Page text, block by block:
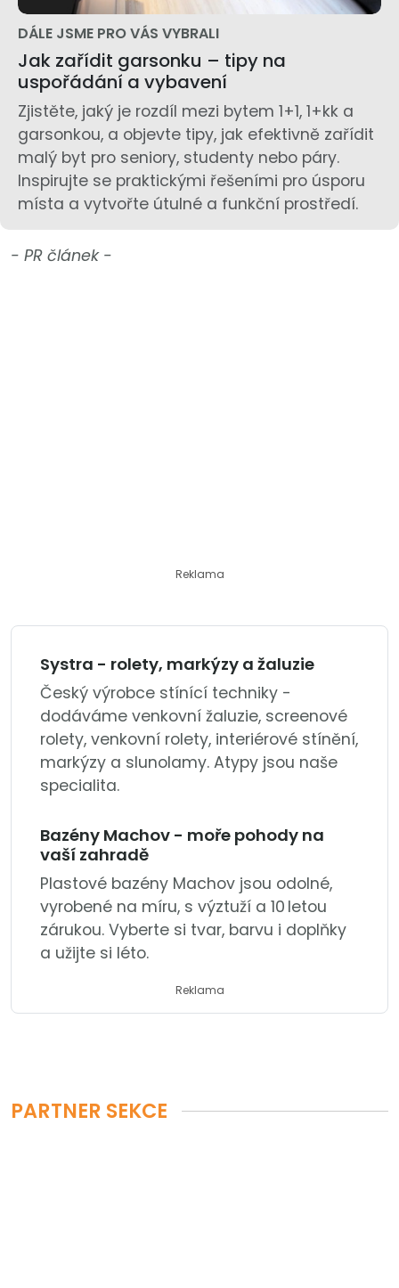
DÁLE JSME PRO VÁS VYBRALI
Jak zařídit garsonku – tipy na
uspořádání a vybavení
Zjistěte, jaký je rozdíl mezi bytem 1+1, 1+kk a
garsonkou, a objevte tipy, jak efektivně zařídit
malý byt pro seniory, studenty nebo páry.
Inspirujte se praktickými řešeními pro úsporu
místa a vytvořte útulné a funkční prostředí.
- PR článek -
Reklama
Systra - rolety, markýzy a žaluzie
Český výrobce stínící techniky -
dodáváme venkovní žaluzie, screenové
rolety, venkovní rolety, interiérové stínění,
markýzy a slunolamy. Atypy jsou naše
specialita.
Bazény Machov - moře pohody na
vaší zahradě
Plastové bazény Machov jsou odolné,
vyrobené na míru, s výztuží a 10 letou
zárukou. Vyberte si tvar, barvu i doplňky
a užijte si léto.
Reklama
PARTNER SEKCE